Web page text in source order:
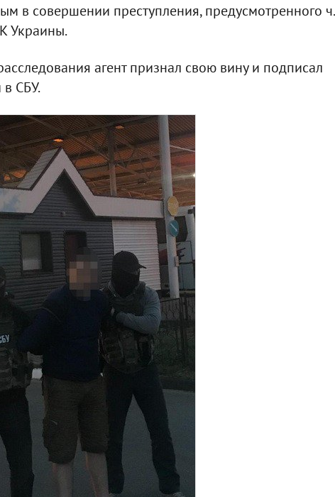
в совершении преступления, предусмотренного ч.
Украины.
агент признал свою вину и подписал
СБУ.